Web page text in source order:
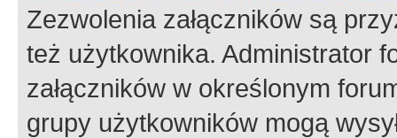
Zezwolenia załączników są
też użytkownika. Administrator
załączników w określonym
grupy użytkowników mogą